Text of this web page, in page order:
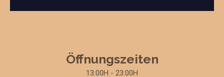
Öffnungszeiten
13:00H - 23:00H